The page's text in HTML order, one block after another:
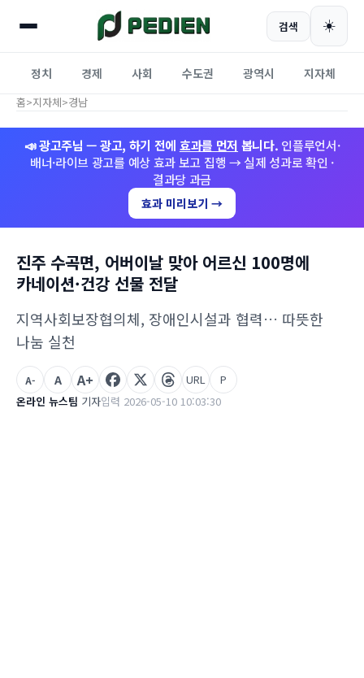
검색 ☀️
정치 경제 사회 수도권 광역시 지자체
홈>지자체>경남
📣 광고주님 — 광고, 하기 전에 효과를 먼저 봅니다. 인플루언서·
배너·라이브 광고를 예상 효과 보고 집행 → 실제 성과로 확인 ·
결과당 과금
효과 미리보기 →
진주 수곡면, 어버이날 맞아 어르신 100명에
카네이션·건강 선물 전달
지역사회보장협의체, 장애인시설과 협력… 따뜻한
나눔 실천
온라인 뉴스팀 기자입력 2026-05-10 10:03:30
A- A A+ URL P